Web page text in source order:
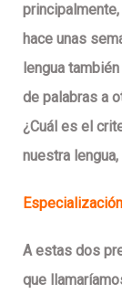
hace unas
lengua
de palabras a
¿Cuál es el
nuestra
Especialización
A estas dos
que